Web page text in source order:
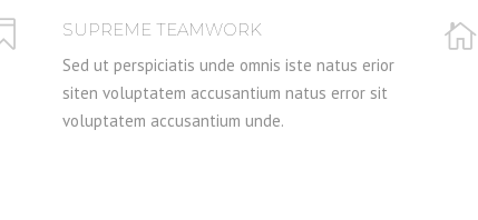
SUPREME TEAMWORK
Sed ut perspiciatis unde omnis iste natus erior
siten voluptatem accusantium natus error sit
voluptatem accusantium unde.